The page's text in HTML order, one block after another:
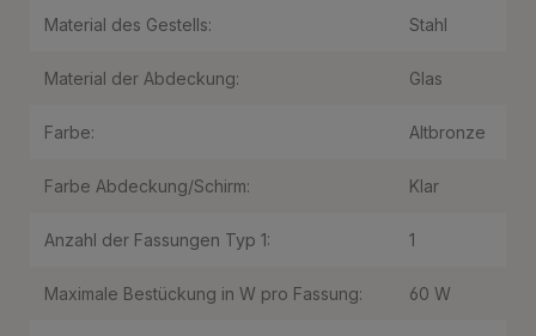
Material des Gestells: Stahl
Material der Abdeckung: Glas
Farbe: Altbronze
Farbe Abdeckung/Schirm: Klar
Anzahl der Fassungen Typ 1: 1
Maximale Bestückung in W pro Fassung: 60 W